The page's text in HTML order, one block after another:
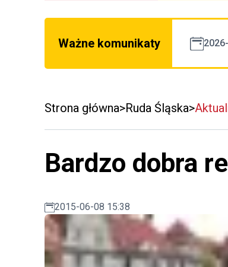
Ważne komunikaty
Strona główna Ruda Śląska
Bardzo dobra
2015-06-08 15:38